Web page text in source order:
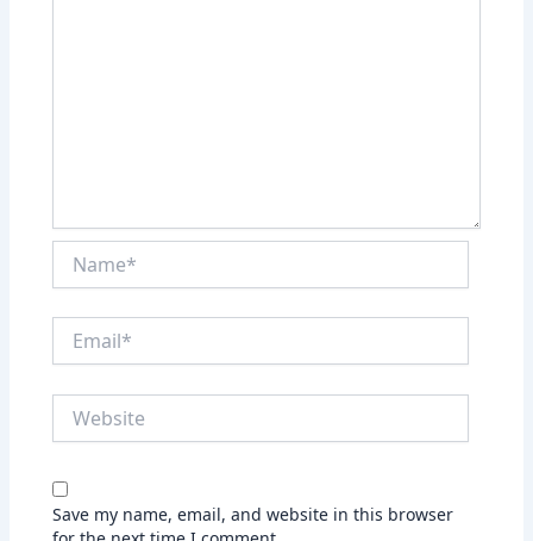
Save my name, email, and website in this browser